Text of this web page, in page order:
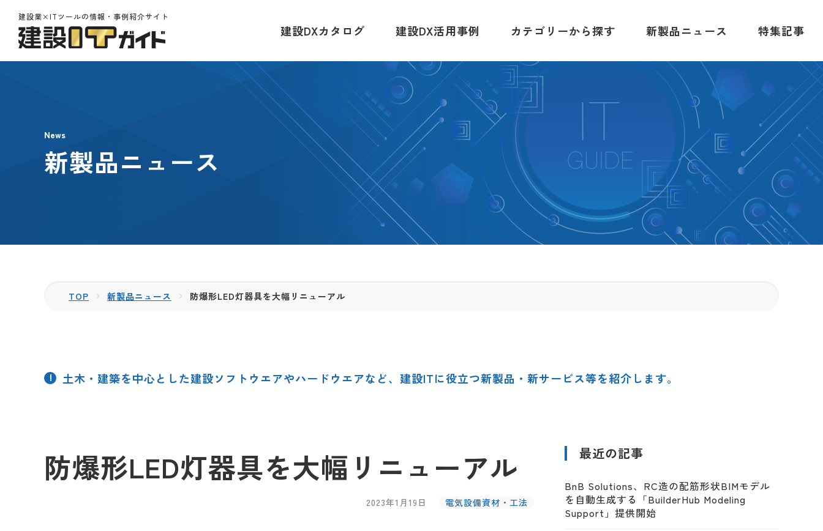
建設業×ITツールの情報・事例紹介サイト
建設DXカタログ 建設DX活用事例 カテゴリーから探す 新製品ニュース 特集記事
News
新製品ニュース
TOP 新製品ニュース 防爆形LED灯器具を大幅リニューアル
土木・建築を中心とした建設ソフトウエアやハードウエアなど、建設ITに役立つ新製品・新サービス等を紹介します。
防爆形LED灯器具を大幅リニューアル
2023年1月19日 電気設備資材・工法
最近の記事
BnB Solutions、RC造の配筋形状BIMモデル
を自動生成する「BuilderHub Modeling
Support」提供開始